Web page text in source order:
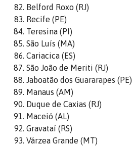
Belford Roxo (RJ)
Recife (PE)
Teresina (PI)
São Luís (MA)
Cariacica (ES)
São João de Meriti (RJ)
Jaboatão dos Guararapes (PE)
Manaus (AM)
Duque de Caxias (RJ)
Maceió (AL)
Gravataí (RS)
Várzea Grande (MT)